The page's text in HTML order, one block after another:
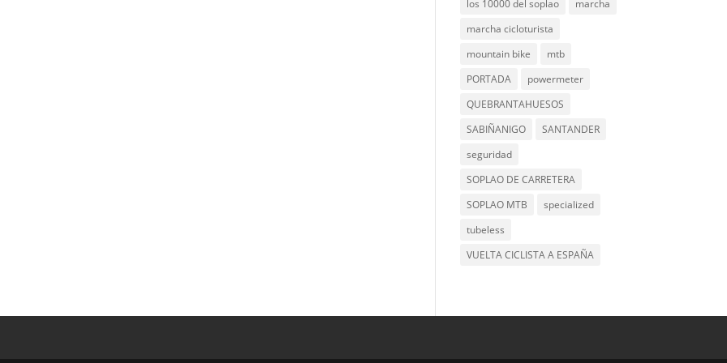
los 10000 del soplao
marcha
marcha cicloturista
mountain bike
mtb
PORTADA
powermeter
QUEBRANTAHUESOS
SABIÑANIGO
SANTANDER
seguridad
SOPLAO DE CARRETERA
SOPLAO MTB
specialized
tubeless
VUELTA CICLISTA A ESPAÑA